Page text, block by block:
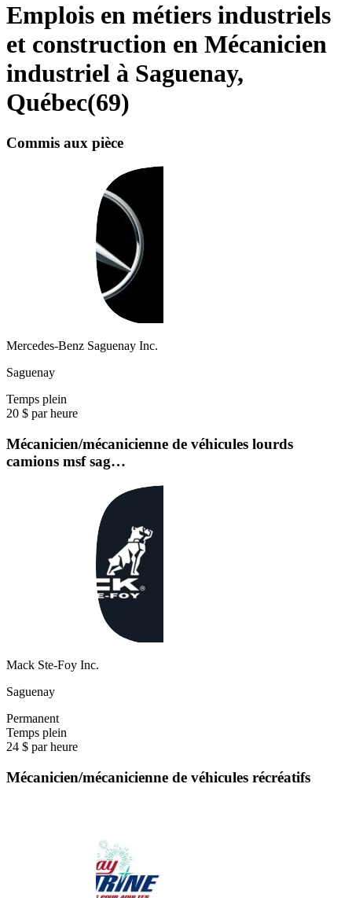
Emplois en métiers industriels
et construction en Mécanicien
industriel à Saguenay,
Québec(69)
Commis aux pièce
Mercedes-Benz Saguenay Inc.
Saguenay
Temps plein
20 $ par heure
Mécanicien/mécanicienne de véhicules lourds
camions msf sag…
Mack Ste-Foy Inc.
Saguenay
Permanent
Temps plein
24 $ par heure
Mécanicien/mécanicienne de véhicules récréatifs